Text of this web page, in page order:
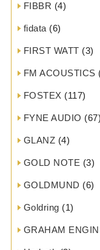
FIBBR (4)
fidata (6)
FIRST WATT (3)
FM ACOUSTICS
FOSTEX (117)
FYNE AUDIO (67)
GLANZ (4)
GOLD NOTE (3)
GOLDMUND (6)
Goldring (1)
GRAHAM